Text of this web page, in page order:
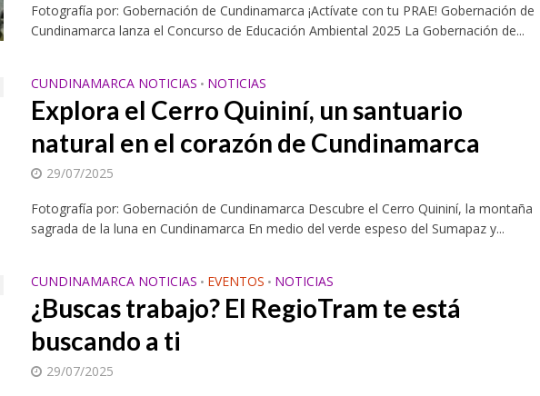
Fotografía por: Gobernación de Cundinamarca ¡Actívate con tu PRAE! Gobernación de
Cundinamarca lanza el Concurso de Educación Ambiental 2025 La Gobernación de...
CUNDINAMARCA NOTICIAS • NOTICIAS
Explora el Cerro Quininí, un santuario
natural en el corazón de Cundinamarca
29/07/2025
Fotografía por: Gobernación de Cundinamarca Descubre el Cerro Quininí, la montaña
sagrada de la luna en Cundinamarca En medio del verde espeso del Sumapaz y...
CUNDINAMARCA NOTICIAS • EVENTOS • NOTICIAS
¿Buscas trabajo? El RegioTram te está
buscando a ti
29/07/2025